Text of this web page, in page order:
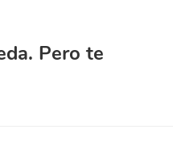
Pero te